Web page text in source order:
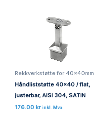
Rekkverkstøtte for 40x40mm
Håndliststøtte 40×40 / flat,
justerbar, AISI 304, SATIN
176.00 kr inkl. Mva